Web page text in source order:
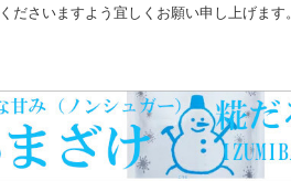
ださいますよう宜しくお願い申し上げます。